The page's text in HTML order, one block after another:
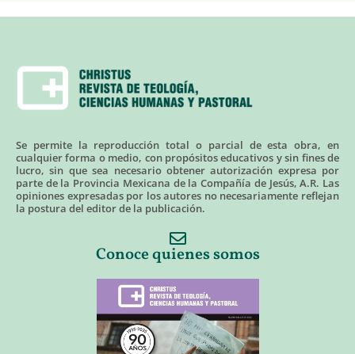
Se permite la reproducción total o parcial de esta obra, en
cualquier forma o medio, con propósitos educativos y sin fines de
lucro, sin que sea necesario obtener autorización expresa por
parte de la Provincia Mexicana de la Compañía de Jesús, A.R. Las
opiniones expresadas por los autores no necesariamente reflejan
la postura del editor de la publicación.
Conoce quienes somos